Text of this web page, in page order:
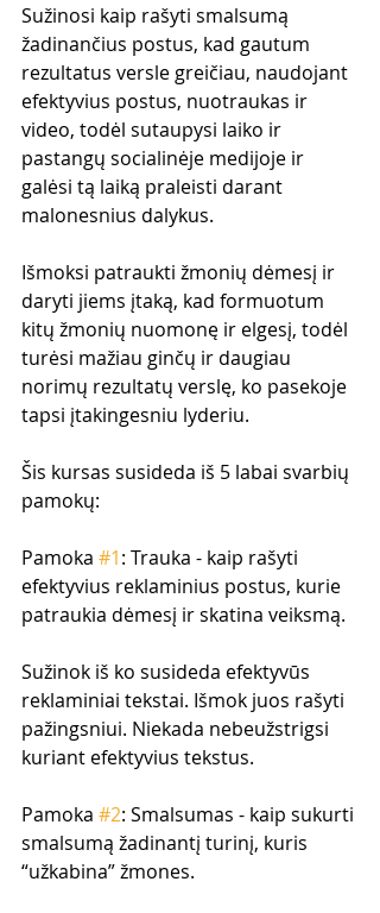
Sužinosi kaip rašyti smalsumą
žadinančius postus, kad gautum
rezultatus versle greičiau, naudojant
efektyvius postus, nuotraukas ir
video, todėl sutaupysi laiko ir
pastangų socialinėje medijoje ir
galėsi tą laiką praleisti darant
malonesnius dalykus.
Išmoksi patraukti žmonių dėmesį ir
daryti jiems įtaką, kad formuotum
kitų žmonių nuomonę ir elgesį, todėl
turėsi mažiau ginčų ir daugiau
norimų rezultatų verslę, ko pasekoje
tapsi įtakingesniu lyderiu.
Šis kursas susideda iš 5 labai svarbių
pamokų:
Pamoka #1: Trauka - kaip rašyti
efektyvius reklaminius postus, kurie
patraukia dėmesį ir skatina veiksmą.
Sužinok iš ko susideda efektyvūs
reklaminiai tekstai. Išmok juos rašyti
pažingsniui. Niekada nebeužstrigsi
kuriant efektyvius tekstus.
Pamoka #2: Smalsumas - kaip sukurti
smalsumą žadinantį turinį, kuris
“užkabina” žmones.